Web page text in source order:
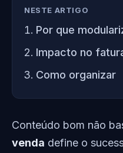
NESTE ARTIGO
Por que
Impacto no
Como organizar
Conteúdo bom não
venda define o